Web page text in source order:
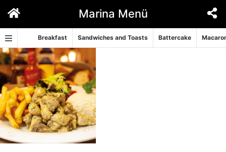
Marina Menü
Breakfast Sandwiches and Toasts Battercake